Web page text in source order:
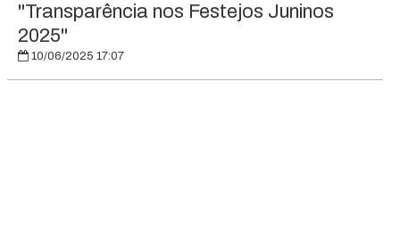
"Transparência nos Festejos Juninos
2025"
10/06/2025 17:07